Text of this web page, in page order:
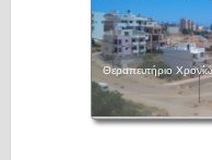
Θεραπευτήριο